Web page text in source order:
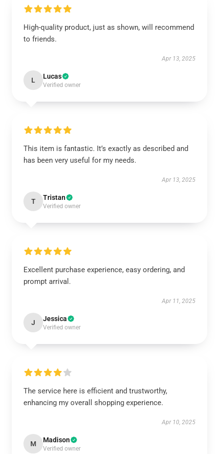
High-quality product, just as shown, will recommend
to friends.
Apr 13, 2025
L Lucas
Verified owner
This item is fantastic. It’s exactly as described and
has been very useful for my needs.
Apr 13, 2025
T Tristan
Verified owner
Excellent purchase experience, easy ordering, and
prompt arrival.
Apr 11, 2025
J Jessica
Verified owner
The service here is efficient and trustworthy,
enhancing my overall shopping experience.
Apr 10, 2025
M Madison
Verified owner